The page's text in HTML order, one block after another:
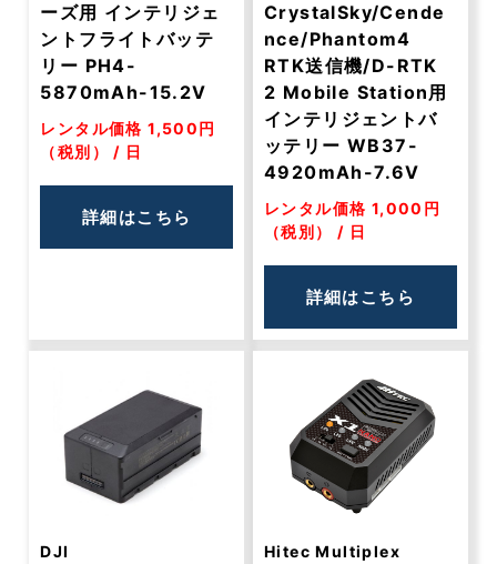
ーズ用 インテリジェ
ントフライトバッテ
リー PH4-
5870mAh-15.2V
レンタル価格 1,500円
（税別） / 日
詳細はこちら
CrystalSky/Cende
nce/Phantom4
RTK送信機/D-RTK
2 Mobile Station用
インテリジェントバ
ッテリー WB37-
4920mAh-7.6V
レンタル価格 1,000円
（税別） / 日
詳細はこちら
DJI
Hitec Multiplex